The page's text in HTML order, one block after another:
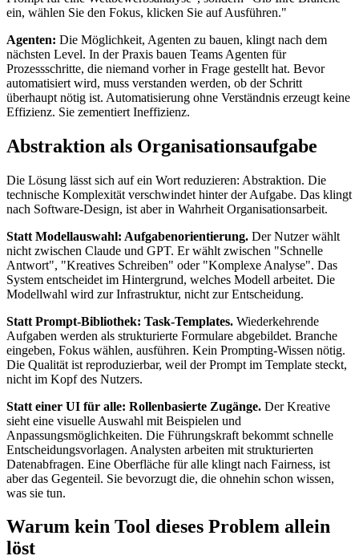
ein, wählen Sie den Fokus, klicken Sie auf Ausführen."
Agenten: Die Möglichkeit, Agenten zu bauen, klingt nach dem
nächsten Level. In der Praxis bauen Teams Agenten für
Prozessschritte, die niemand vorher in Frage gestellt hat. Bevor
automatisiert wird, muss verstanden werden, ob der Schritt
überhaupt nötig ist. Automatisierung ohne Verständnis erzeugt keine
Effizienz. Sie zementiert Ineffizienz.
Abstraktion als Organisationsaufgabe
Die Lösung lässt sich auf ein Wort reduzieren: Abstraktion. Die
technische Komplexität verschwindet hinter der Aufgabe. Das klingt
nach Software-Design, ist aber in Wahrheit Organisationsarbeit.
Statt Modellauswahl: Aufgabenorientierung. Der Nutzer wählt
nicht zwischen Claude und GPT. Er wählt zwischen "Schnelle
Antwort", "Kreatives Schreiben" oder "Komplexe Analyse". Das
System entscheidet im Hintergrund, welches Modell arbeitet. Die
Modellwahl wird zur Infrastruktur, nicht zur Entscheidung.
Statt Prompt-Bibliothek: Task-Templates. Wiederkehrende
Aufgaben werden als strukturierte Formulare abgebildet. Branche
eingeben, Fokus wählen, ausführen. Kein Prompting-Wissen nötig.
Die Qualität ist reproduzierbar, weil der Prompt im Template steckt,
nicht im Kopf des Nutzers.
Statt einer UI für alle: Rollenbasierte Zugänge. Der Kreative
sieht eine visuelle Auswahl mit Beispielen und
Anpassungsmöglichkeiten. Die Führungskraft bekommt schnelle
Entscheidungsvorlagen. Analysten arbeiten mit strukturierten
Datenabfragen. Eine Oberfläche für alle klingt nach Fairness, ist
aber das Gegenteil. Sie bevorzugt die, die ohnehin schon wissen,
was sie tun.
Warum kein Tool dieses Problem allein
löst